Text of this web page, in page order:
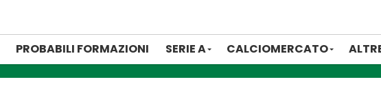
PROBABILI FORMAZIONI SERIE A CALCIOMERCATO